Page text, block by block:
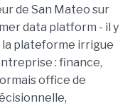
de San Mateo sur
data platform - il y
la plateforme irrigue
: finance,
office de